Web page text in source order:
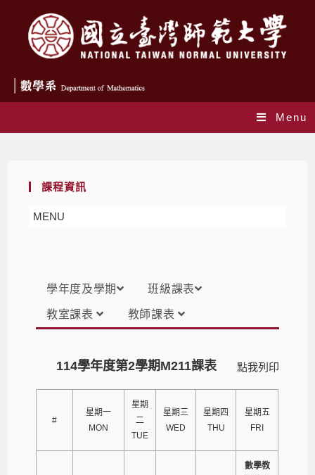
Menu
課程資訊
MENU
學年度及學期 班級課表
教室課表 教師課表
點我列印
114學年度第2學期M211課表
#
星期一
MON
星期
二
TUE
星期三
WED
星期四
THU
星期五
FRI
數學教